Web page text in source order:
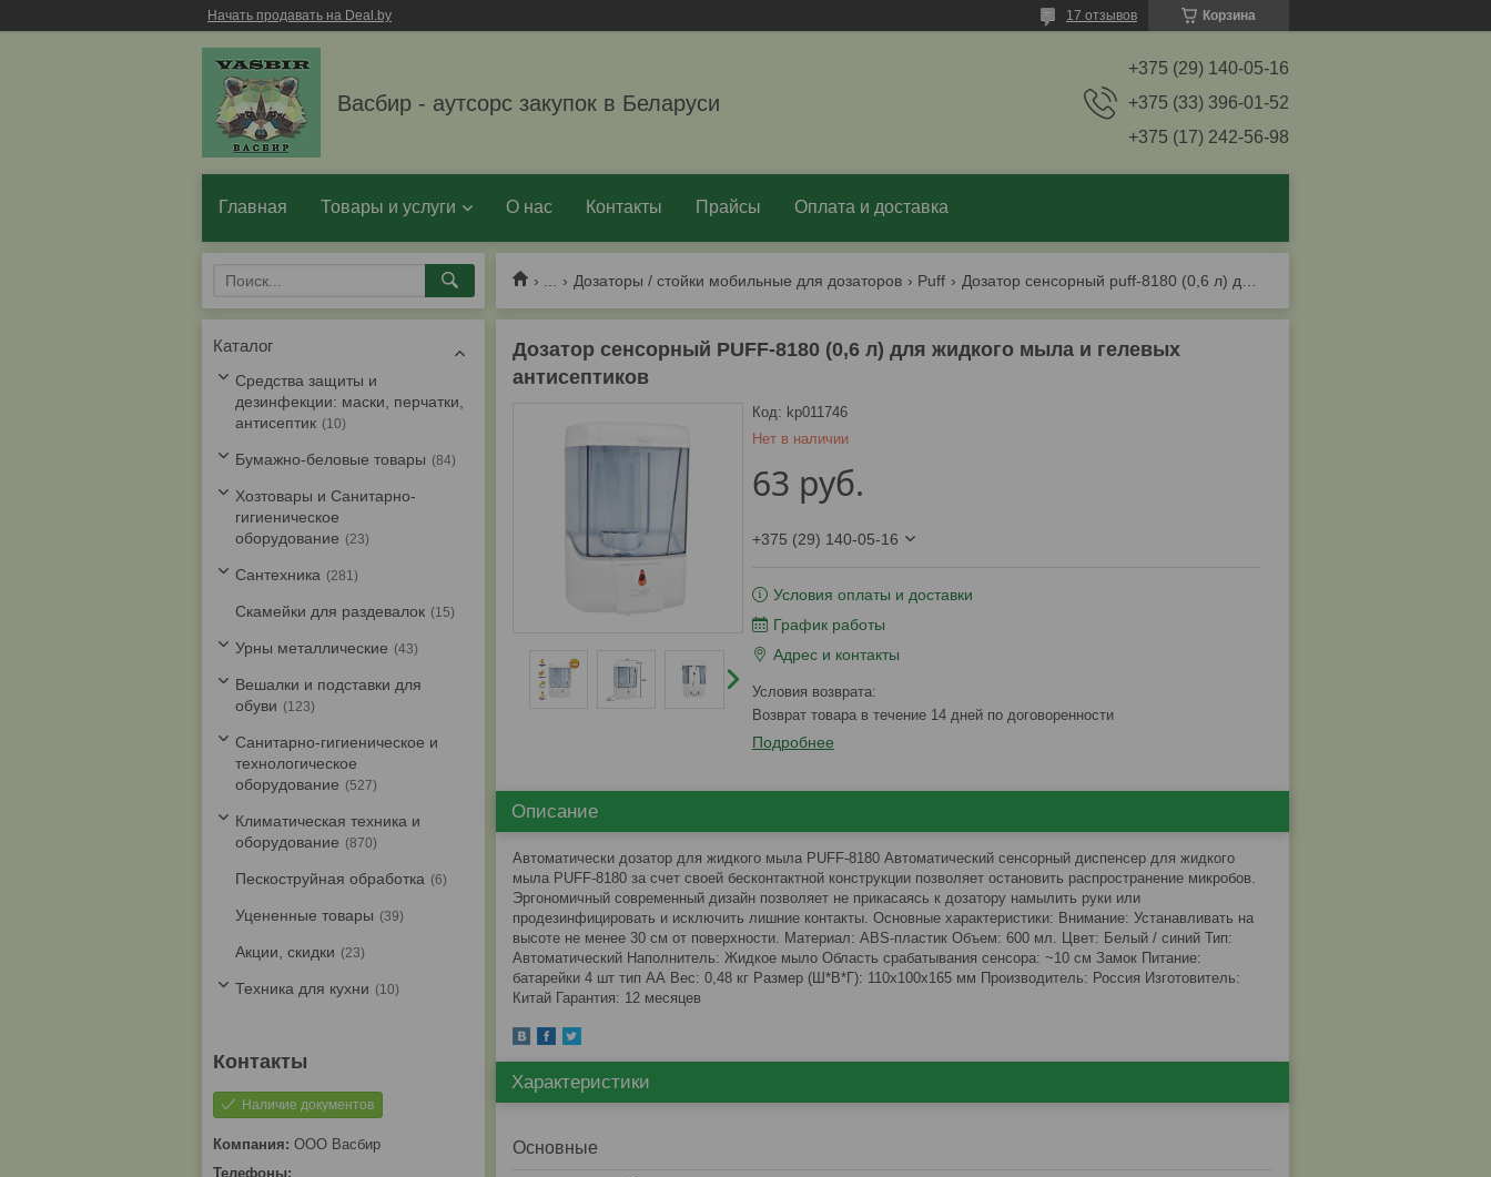
Начать продавать на Deal.by Корзина
17 отзывов
Васбир - аутсорс закупок в Беларуси
+375 (29) 140-05-16
+375 (33) 396-01-52
+375 (17) 242-56-98
Главная Товары и услуги О нас Контакты Прайсы Оплата и доставка
Дозаторы / стойки мобильные для дозаторов Puff
Дозатор сенсорный PUFF-8180 (0,6 л) для жидкого мыла и гелевых
антисептиков
Нет в наличии
Код: kp011746
63 руб.
+375 (29) 140-05-16
Условия оплаты и доставки
График работы
Адрес и контакты
возврат товара в течение 14 дней по договоренности
Подробнее
Описание
Автоматически дозатор для жидкого мыла PUFF-8180 Автоматический сенсорный диспенсер для жидкого
мыла PUFF-8180 за счет своей бесконтактной конструкции позволяет остановить распространение микробов.
Эргономичный современный дизайн позволяет не прикасаясь к дозатору намылить руки или
продезинфицировать и исключить лишние контакты. Основные характеристики: Внимание: Устанавливать на
высоте не менее 30 см от поверхности. Материал: ABS-пластик Объем: 600 мл. Цвет: Белый / синий Тип:
Автоматический Наполнитель: Жидкое мыло Область срабатывания сенсора: ~10 см Замок Питание:
батарейки 4 шт тип АА Вес: 0,48 кг Размер (Ш*В*Г): 110x100x165 мм Производитель: Россия Изготовитель:
Китай Гарантия: 12 месяцев
Характеристики
Основные
Каталог
Средства защиты и
дезинфекции: маски, перчатки,
антисептик
10
Бумажно-беловые товары 84
Хозтовары и Санитарно-
гигиеническое
оборудование
23
Cантехника 281
Скамейки для раздевалок 15
Урны металлические 43
Вешалки и подставки для
обуви
123
Санитарно-гигиеническое и
технологическое
оборудование
527
Климатическая техника и
оборудование
870
Пескоструйная обработка 6
Уцененные товары 39
Акции, скидки 23
Техника для кухни 10
Наличие документов
ООО Васбир